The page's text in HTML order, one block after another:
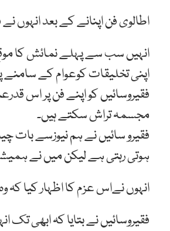
اطالوی فن اپنانے کے بعد انہوں
اپنی تخلیقات کوعوام کے
فقیروسائیں کو اپنے فن پر اس
مجسمہ تراش سکتے ہیں۔
فقیرو سائیں نے ہم نیوزسے بات
ہوتی رہتی ہے لیکن میں نے
انہوں نےاس عزم کا اظہار کیا کہ
فقیروسائیں نے بتایا کہ ابھی تک انہوں نے 319 کے قریب مجسمے بنائے ہیں اور اس میں مزید